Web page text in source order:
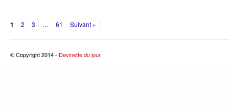
1 2 3 … 61 Suivant »
© Copyright 2014 - Devinette du jour